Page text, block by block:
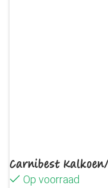
Carnibest
Op voorraad